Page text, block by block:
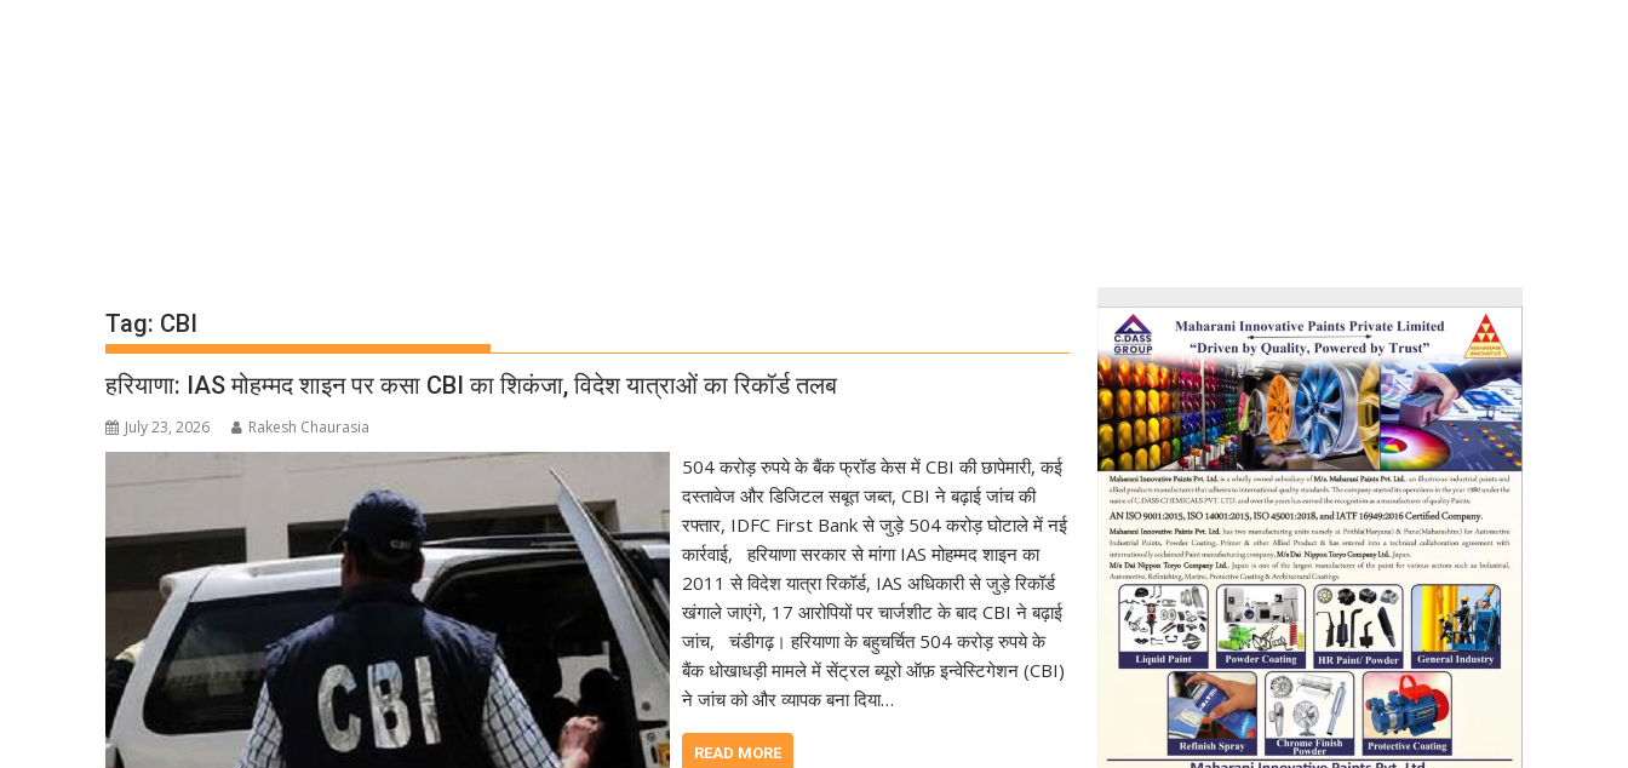
Tag: CBI
हरियाणा: IAS मोहम्मद शाइन पर कसा CBI का शिकंजा, विदेश यात्राओं का रिकॉर्ड तलब
July 23, 2026 Rakesh Chaurasia
504 करोड़ रुपये के बैंक फ्रॉड केस में CBI की छापेमारी, कई
दस्तावेज और डिजिटल सबूत जब्त, CBI ने बढ़ाई जांच की
रफ्तार, IDFC First Bank से जुड़े 504 करोड़ घोटाले में नई
कार्रवाई, हरियाणा सरकार से मांगा IAS मोहम्मद शाइन का
2011 से विदेश यात्रा रिकॉर्ड, IAS अधिकारी से जुड़े रिकॉर्ड
खंगाले जाएंगे, 17 आरोपियों पर चार्जशीट के बाद CBI ने बढ़ाई
जांच, चंडीगढ़। हरियाणा के बहुचर्चित 504 करोड़ रुपये के
बैंक धोखाधड़ी मामले में सेंट्रल ब्यूरो ऑफ़ इन्वेस्टिगेशन (CBI)
ने जांच को और व्यापक बना दिया…
READ MORE